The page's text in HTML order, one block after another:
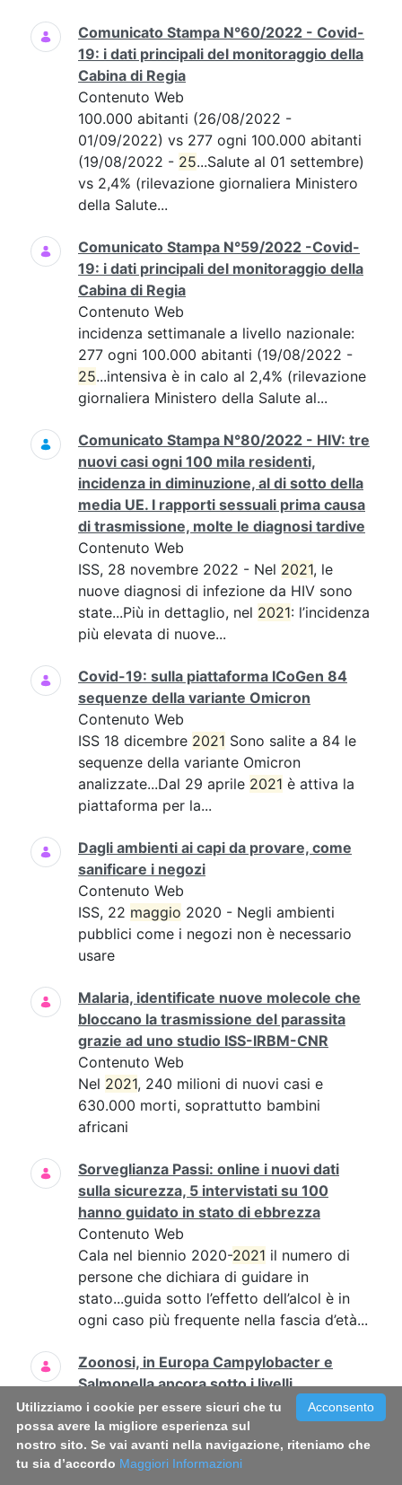
Comunicato Stampa N°60/2022 - Covid-
19: i dati principali del monitoraggio della
Cabina di Regia
Contenuto Web
100.000 abitanti (26/08/2022 -
01/09/2022) vs 277 ogni 100.000 abitanti
(19/08/2022 - 25...Salute al 01 settembre)
vs 2,4% (rilevazione giornaliera Ministero
della Salute...
Comunicato Stampa N°59/2022 -Covid-
19: i dati principali del monitoraggio della
Cabina di Regia
Contenuto Web
incidenza settimanale a livello nazionale:
277 ogni 100.000 abitanti (19/08/2022 -
25...intensiva è in calo al 2,4% (rilevazione
giornaliera Ministero della Salute al...
Comunicato Stampa N°80/2022 - HIV: tre
nuovi casi ogni 100 mila residenti,
incidenza in diminuzione, al di sotto della
media UE. I rapporti sessuali prima causa
di trasmissione, molte le diagnosi tardive
Contenuto Web
ISS, 28 novembre 2022 - Nel 2021, le
nuove diagnosi di infezione da HIV sono
state...Più in dettaglio, nel 2021: l’incidenza
più elevata di nuove...
Covid-19: sulla piattaforma ICoGen 84
sequenze della variante Omicron
Contenuto Web
ISS 18 dicembre 2021 Sono salite a 84 le
sequenze della variante Omicron
analizzate...Dal 29 aprile 2021 è attiva la
piattaforma per la...
Dagli ambienti ai capi da provare, come
sanificare i negozi
Contenuto Web
ISS, 22 maggio 2020 - Negli ambienti
pubblici come i negozi non è necessario
usare
Malaria, identificate nuove molecole che
bloccano la trasmissione del parassita
grazie ad uno studio ISS-IRBM-CNR
Contenuto Web
Nel 2021, 240 milioni di nuovi casi e
630.000 morti, soprattutto bambini
africani
Sorveglianza Passi: online i nuovi dati
sulla sicurezza, 5 intervistati su 100
hanno guidato in stato di ebbrezza
Contenuto Web
Cala nel biennio 2020-2021 il numero di
persone che dichiara di guidare in
stato...guida sotto l’effetto dell’alcol è in
ogni caso più frequente nella fascia d’età...
Zoonosi, in Europa Campylobacter e
Salmonella ancora sotto i livelli
prepandemici, cresce il West Nile
Contenuto Web
sono stati la campilobatteriosi (circa
137mila segnalazioni, stabile rispetto al
Acconsento
Utilizziamo i cookie per essere sicuri che tu
possa avere la migliore esperienza sul
nostro sito. Se vai avanti nella navigazione, riteniamo che
tu sia d’accordo Maggiori Informazioni